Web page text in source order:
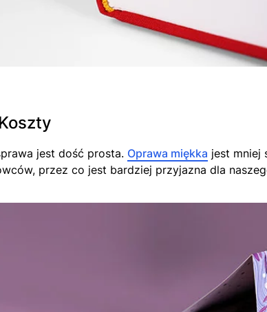
jest dość prosta. Oprawa miękka jest mniej
przez co jest bardziej przyjazna dla